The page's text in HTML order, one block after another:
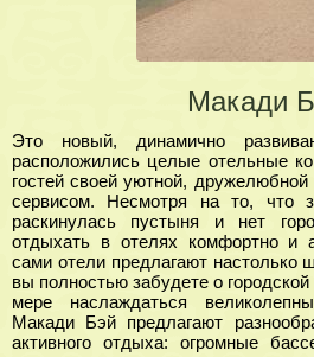
Макади
Это новый, динамично
расположились целые отельные
гостей своей уютной,
сервисом. Несмотря на то, что
раскинулась пустыня и нет
отдыхать в отелях комфортно и
сами отели предлагают настолько
вы полностью забудете о
мере наслаждаться
Макади Бэй предлагают
активного отдыха: огромные